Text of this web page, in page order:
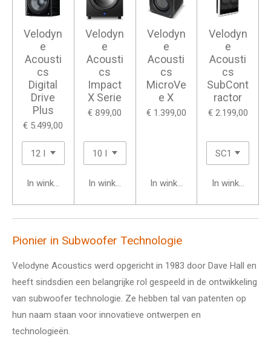
Velodyn
e
Acousti
cs
Digital
Drive
Plus
€ 5.499,00
In winkelwagen
Velodyn
e
Acousti
cs
Impact
X Serie
€ 899,00
In winkelwagen
Velodyn
e
Acousti
cs
MicroVe
e X
€ 1.399,00
In winkelwagen
Velodyn
e
Acousti
cs
SubCont
ractor
€ 2.199,00
In winkelwagen
Pionier in Subwoofer Technologie
Velodyne Acoustics werd opgericht in 1983 door Dave Hall en
heeft sindsdien een belangrijke rol gespeeld in de ontwikkeling
van subwoofer technologie. Ze hebben tal van patenten op
hun naam staan voor innovatieve ontwerpen en
technologieën.